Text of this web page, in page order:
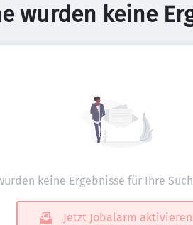
wurden keine
keine Ergebnisse für Ihre
Jetzt Jobalarm